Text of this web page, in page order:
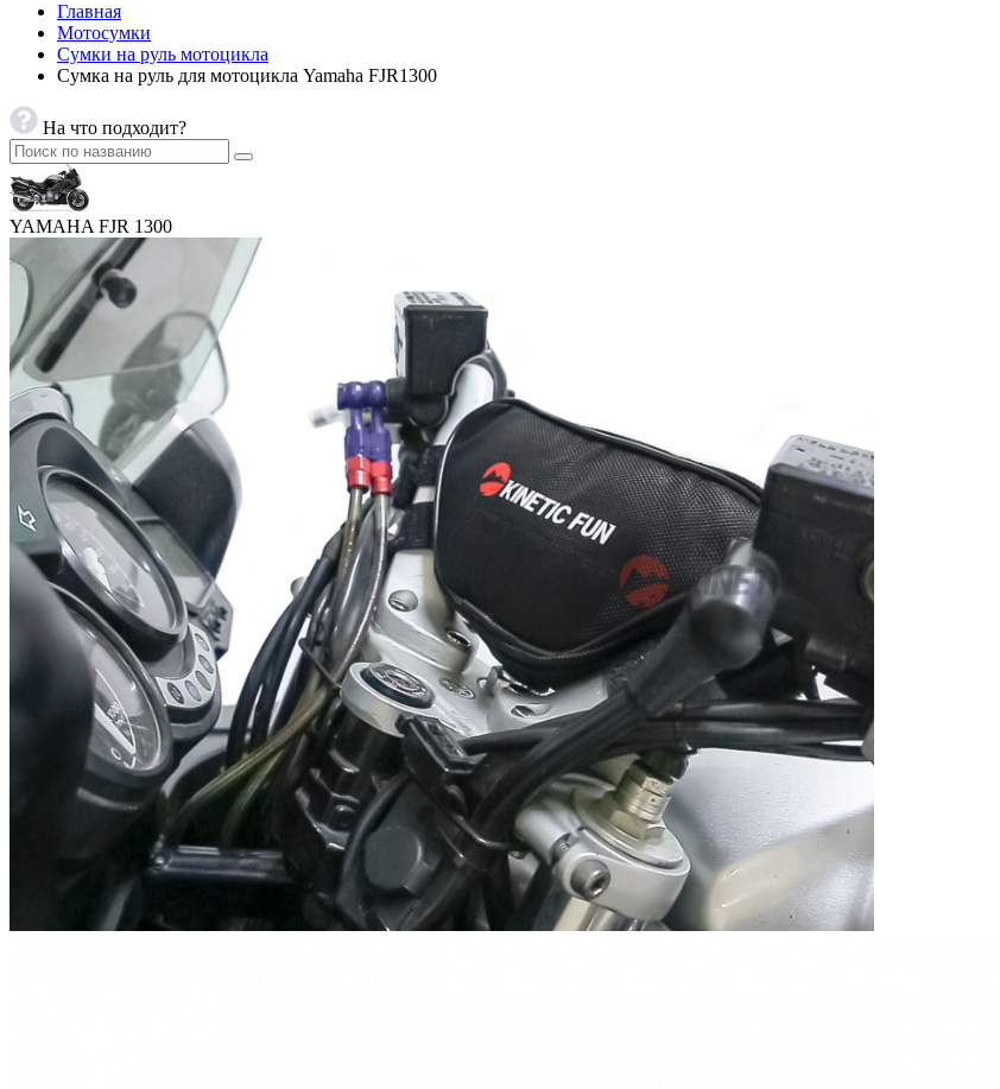
Главная
Мотосумки
Сумки на руль мотоцикла
Сумка на руль для мотоцикла Yamaha FJR1300
На что подходит?
YAMAHA FJR 1300